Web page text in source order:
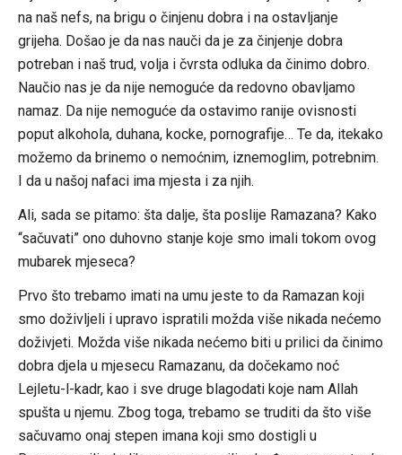
na naš nefs, na brigu o činjenu dobra i na ostavljanje
grijeha. Došao je da nas nauči da je za činjenje dobra
potreban i naš trud, volja i čvrsta odluka da činimo dobro.
Naučio nas je da nije nemoguće da redovno obavljamo
namaz. Da nije nemoguće da ostavimo ranije ovisnosti
poput alkohola, duhana, kocke, pornografije… Te da, itekako
možemo da brinemo o nemoćnim, iznemoglim, potrebnim.
I da u našoj nafaci ima mjesta i za njih.
Ali, sada se pitamo: šta dalje, šta poslije Ramazana? Kako
“sačuvati” ono duhovno stanje koje smo imali tokom ovog
mubarek mjeseca?
Prvo što trebamo imati na umu jeste to da Ramazan koji
smo doživljeli i upravo ispratili možda više nikada nećemo
doživjeti. Možda više nikada nećemo biti u prilici da činimo
dobra djela u mjesecu Ramazanu, da dočekamo noć
Lejletu-l-kadr, kao i sve druge blagodati koje nam Allah
spušta u njemu. Zbog toga, trebamo se truditi da što više
sačuvamo onaj stepen imana koji smo dostigli u